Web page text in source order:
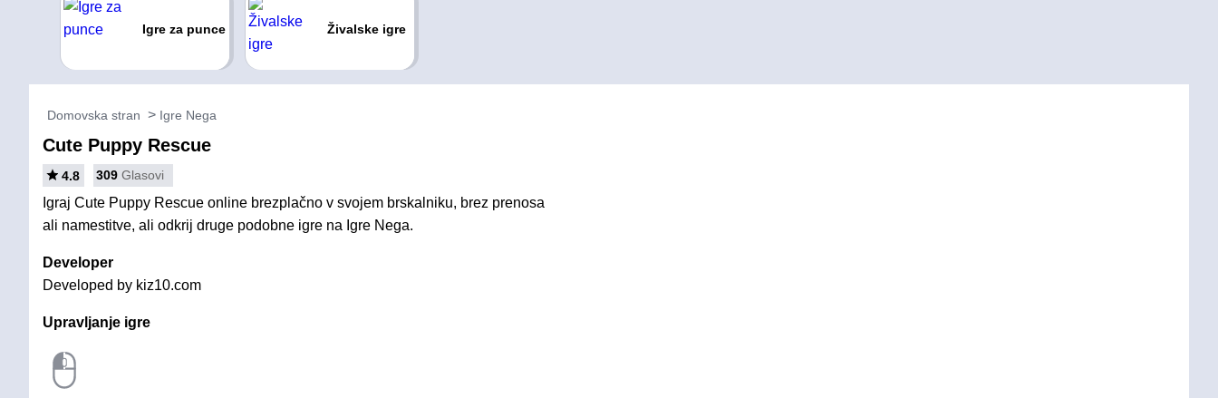
Igre za punce Živalske igre
Domovska stran Igre Nega
Cute Puppy Rescue
4.8 309 Glasovi
Igraj Cute Puppy Rescue online brezplačno v svojem brskalniku, brez prenosa
ali namestitve, ali odkrij druge podobne igre na Igre Nega.
Developer
Developed by kiz10.com
Upravljanje igre